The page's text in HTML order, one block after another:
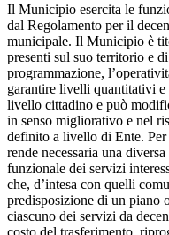
Il Municipio esercita le
dal Regolamento per il
municipale. Il Municipio è
presenti sul suo territorio e
programmazione,
garantire livelli quantitativi
livello cittadino e può
in senso migliorativo e nel
definito a livello di Ente.
rende necessaria una
funzionale dei servizi
che, d’intesa con quelli
predisposizione di un piano
ciascuno dei servizi da
costo del trasferimento,